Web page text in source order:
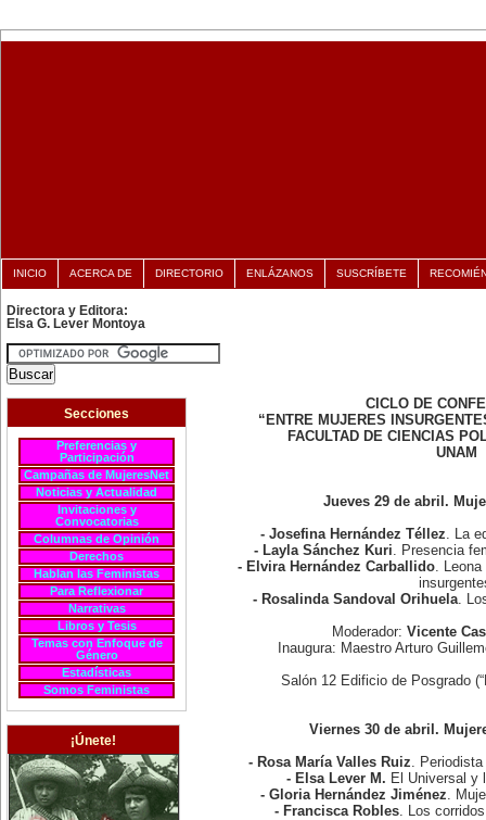
INICIO ACERCA DE DIRECTORIO ENLÁZANOS SUSCRÍBETE
Directora y Editora:
Elsa G. Lever Montoya
Secciones
Preferencias y
Participación
Campañas de MujeresNet
Noticias y Actualidad
Invitaciones y
Convocatorias
Columnas de Opinión
Derechos
Hablan las Feministas
Para Reflexionar
Narrativas
Libros y Tesis
Temas con Enfoque de
Género
Estadísticas
Somos Feministas
¡Únete!
CICLO DE
“ENTRE MUJERES
FACULTAD DE CIENCIAS
UNAM
Jueves 29 de abril.
- Josefina Hernández Téllez . La
- Layla Sánchez Kuri . Presencia
- Elvira Hernández Carballido .
- Rosalinda Sandoval Orihuela.
Moderador: Vicente
Inaugura: Maestro Arturo
Salón 12 Edificio de Posgrado
Viernes 30 de abril.
- Rosa María Valles Ruiz .
- Elsa Lever M. El Universal y
- Gloria Hernández Jiménez .
- Francisca Robles . Los